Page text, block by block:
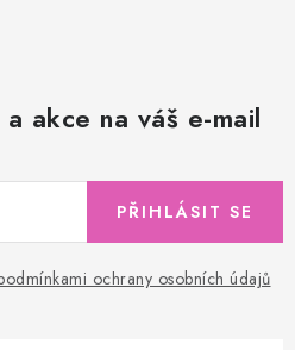
akce na váš e-mail
ochrany osobních údajů
PŘIHLÁSIT SE